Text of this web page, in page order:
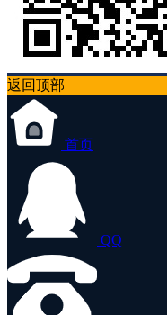
返回顶部
首页
QQ